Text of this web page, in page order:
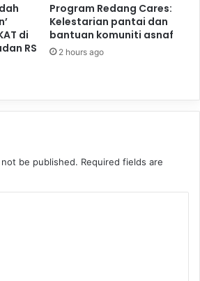
di
RS
Program Redang Cares:
Kelestarian pantai dan
bantuan komuniti asnaf
2 hours ago
be published. Required fields are